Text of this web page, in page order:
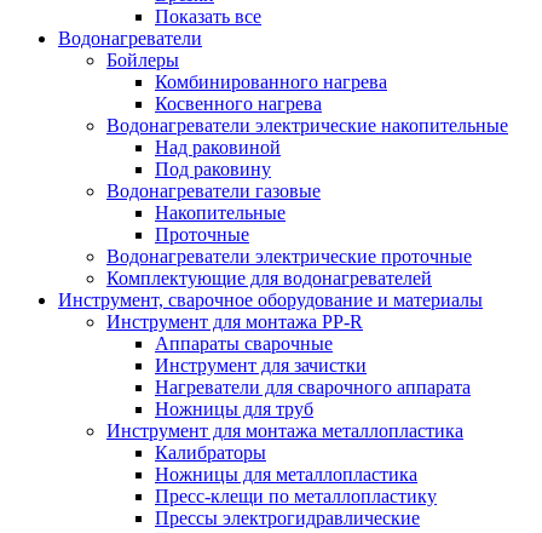
Показать все
Водонагреватели
Бойлеры
Комбинированного нагрева
Косвенного нагрева
Водонагреватели электрические накопительные
Над раковиной
Под раковину
Водонагреватели газовые
Накопительные
Проточные
Водонагреватели электрические проточные
Комплектующие для водонагревателей
Инструмент, сварочное оборудование и материалы
Инструмент для монтажа PP-R
Аппараты сварочные
Инструмент для зачистки
Нагреватели для сварочного аппарата
Ножницы для труб
Инструмент для монтажа металлопластика
Калибраторы
Ножницы для металлопластика
Пресс-клещи по металлопластику
Прессы электрогидравлические